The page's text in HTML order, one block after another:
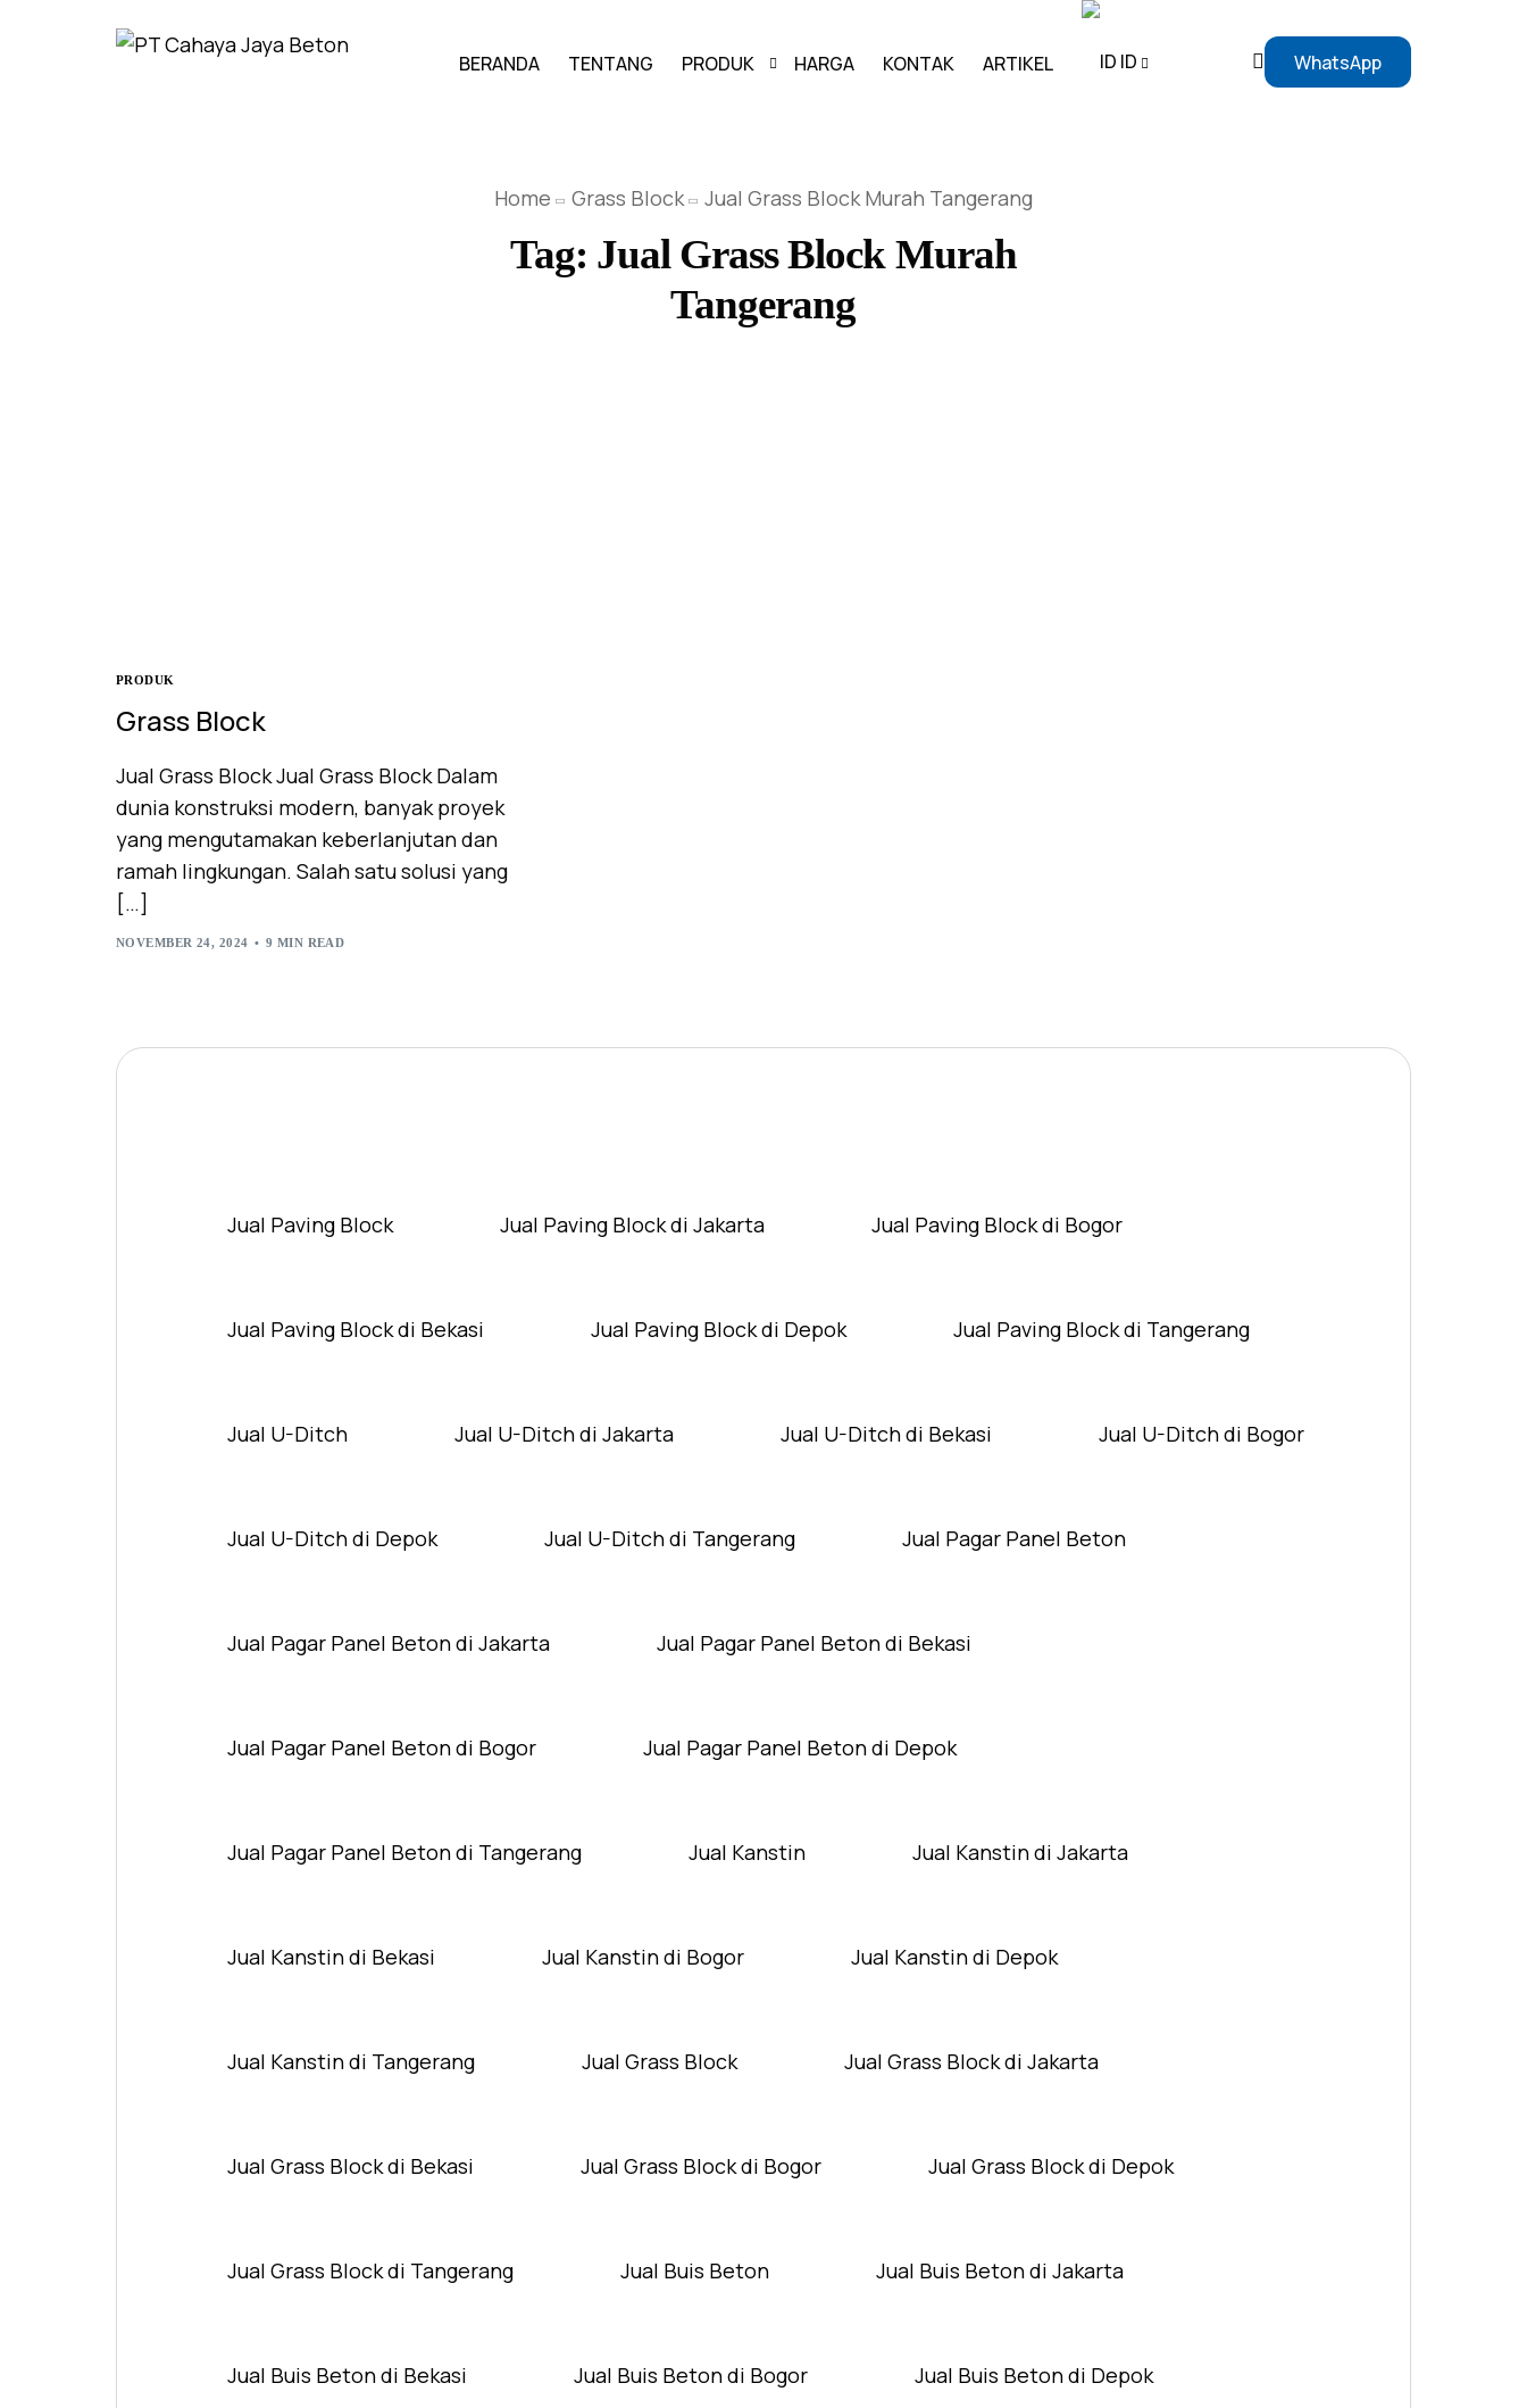
BERANDA TENTANG PRODUK
PAVING BLOCK
GRASS BLOCK
BUIS BETON
HARGA KONTAK ARTIKEL ID WhatsApp
Home Grass Block Jual Grass Block Murah Tangerang
Tag: Jual Grass Block Murah
Tangerang
PRODUK
Grass Block
Jual Grass Block Jual Grass Block Dalam
dunia konstruksi modern, banyak proyek
yang mengutamakan keberlanjutan dan
ramah lingkungan. Salah satu solusi yang
[…]
NOVEMBER 24, 2024 9 MIN READ
Jual Paving Block Jual Paving Block di Jakarta Jual Paving Block di Bogor
Jual Paving Block di Bekasi Jual Paving Block di Depok Jual Paving Block di Tangerang
Jual U-Ditch Jual U-Ditch di Jakarta Jual U-Ditch di Bekasi Jual U-Ditch di Bogor
Jual U-Ditch di Depok Jual U-Ditch di Tangerang Jual Pagar Panel Beton
Jual Pagar Panel Beton di Jakarta Jual Pagar Panel Beton di Bekasi
Jual Pagar Panel Beton di Bogor Jual Pagar Panel Beton di Depok
Jual Pagar Panel Beton di Tangerang Jual Kanstin Jual Kanstin di Jakarta
Jual Kanstin di Bekasi Jual Kanstin di Bogor Jual Kanstin di Depok
Jual Kanstin di Tangerang Jual Grass Block Jual Grass Block di Jakarta
Jual Grass Block di Bekasi Jual Grass Block di Bogor Jual Grass Block di Depok
Jual Grass Block di Tangerang Jual Buis Beton Jual Buis Beton di Jakarta
Jual Buis Beton di Bekasi Jual Buis Beton di Bogor Jual Buis Beton di Depok